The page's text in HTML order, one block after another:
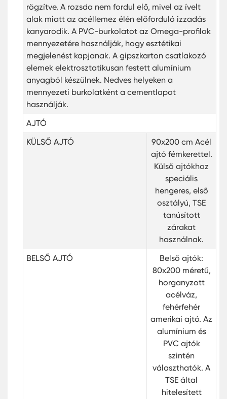
rögzítve. A rozsda nem fordul elő, mivel az ívelt
alak miatt az acéllemez élén előforduló izzadás
kanyarodik. A PVC-burkolatot az Omega-profilok
mennyezetére használják, hogy esztétikai
megjelenést kapjanak. A gipszkarton csatlakozó
elemek elektrosztatikusan festett alumínium
anyagból készülnek. Nedves helyeken a
mennyezeti burkolatként a cementlapot
használják.
AJTÓ
KÜLSŐ AJTÓ
90x200 cm Acél
ajtó fémkerettel.
Külső ajtókhoz
speciális
hengeres, első
osztályú, TSE
tanúsított
zárakat
használnak.
BELSŐ AJTÓ
Belső ajtók:
80x200 méretű,
horganyzott
acélváz,
fehérfehér
amerikai ajtó. Az
alumínium és
PVC ajtók
szintén
választhatók. A
TSE által
hitelesített